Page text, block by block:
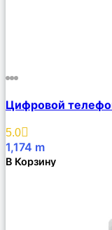
Описание
Избранное
Цифровой
5.0
1,174 m
В Корзину